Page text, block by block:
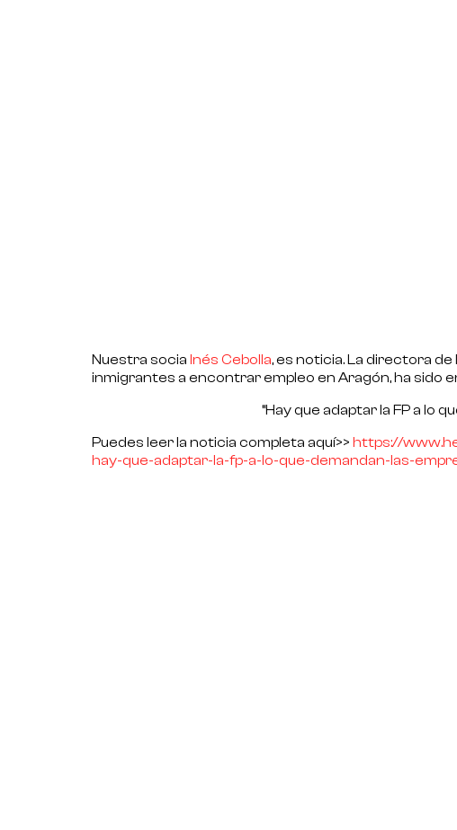
Nuestra socia Inés Cebolla, es noticia. La directora de
inmigrantes a encontrar empleo en Aragón, ha sido
“Hay que adaptar la FP a lo
Puedes leer la noticia completa aquí>> https://
hay-que-adaptar-la-fp-a-lo-que-demandan-las-